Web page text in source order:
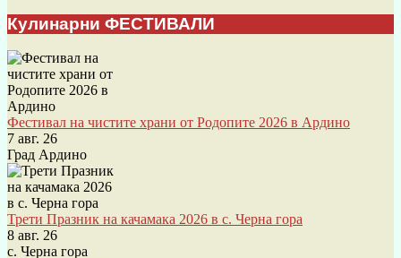
Кулинарни ФЕСТИВАЛИ
Фестивал на чистите храни от Родопите 2026 в Ардино
7 авг. 26
Град Ардино
Трети Празник на качамака 2026 в с. Черна гора
8 авг. 26
с. Черна гора